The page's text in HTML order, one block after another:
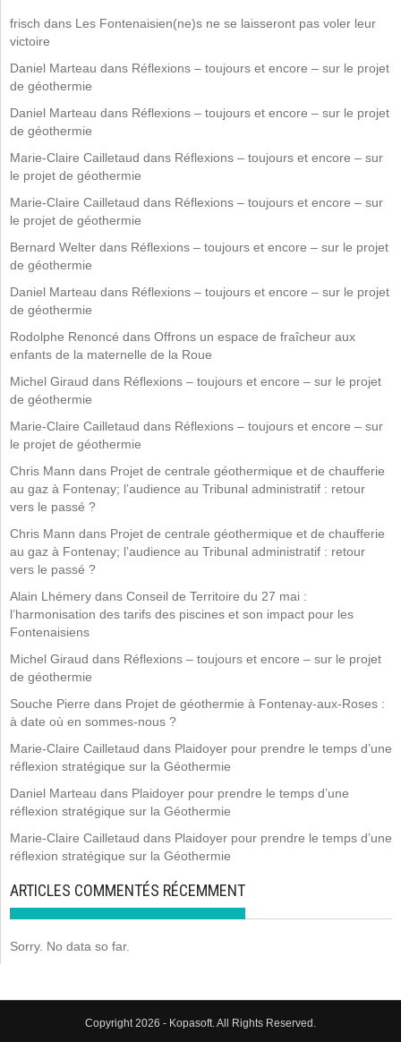
frisch dans Les Fontenaisien(ne)s ne se laisseront pas voler leur
victoire
Daniel Marteau dans Réflexions – toujours et encore – sur le projet
de géothermie
Daniel Marteau dans Réflexions – toujours et encore – sur le projet
de géothermie
Marie-Claire Cailletaud dans Réflexions – toujours et encore – sur
le projet de géothermie
Marie-Claire Cailletaud dans Réflexions – toujours et encore – sur
le projet de géothermie
Bernard Welter dans Réflexions – toujours et encore – sur le projet
de géothermie
Daniel Marteau dans Réflexions – toujours et encore – sur le projet
de géothermie
Rodolphe Renoncé dans Offrons un espace de fraîcheur aux
enfants de la maternelle de la Roue
Michel Giraud dans Réflexions – toujours et encore – sur le projet
de géothermie
Marie-Claire Cailletaud dans Réflexions – toujours et encore – sur
le projet de géothermie
Chris Mann dans Projet de centrale géothermique et de chaufferie
au gaz à Fontenay; l’audience au Tribunal administratif : retour
vers le passé ?
Chris Mann dans Projet de centrale géothermique et de chaufferie
au gaz à Fontenay; l’audience au Tribunal administratif : retour
vers le passé ?
Alain Lhémery dans Conseil de Territoire du 27 mai :
l’harmonisation des tarifs des piscines et son impact pour les
Fontenaisiens
Michel Giraud dans Réflexions – toujours et encore – sur le projet
de géothermie
Souche Pierre dans Projet de géothermie à Fontenay-aux-Roses :
à date où en sommes-nous ?
Marie-Claire Cailletaud dans Plaidoyer pour prendre le temps d’une
réflexion stratégique sur la Géothermie
Daniel Marteau dans Plaidoyer pour prendre le temps d’une
réflexion stratégique sur la Géothermie
Marie-Claire Cailletaud dans Plaidoyer pour prendre le temps d’une
réflexion stratégique sur la Géothermie
ARTICLES COMMENTÉS RÉCEMMENT
Sorry. No data so far.
Copyright 2026 - Kopasoft. All Rights Reserved.